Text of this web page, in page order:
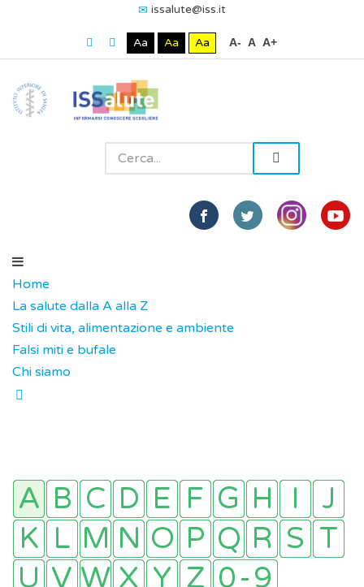
issalute@iss.it
Aa Aa Aa A- A A+
Home
La salute dalla A alla Z
Stili di vita, alimentazione e ambiente
Falsi miti e bufale
Chi siamo